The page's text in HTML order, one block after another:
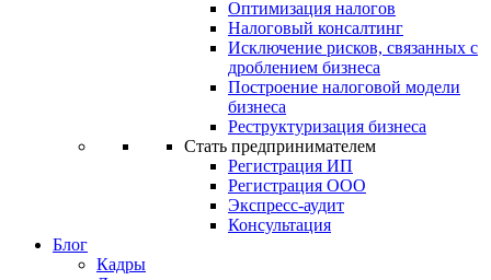
Оптимизация налогов
Налоговый консалтинг
Исключение рисков, связанных с
дроблением бизнеса
Построение налоговой модели
бизнеса
Реструктуризация бизнеса
Стать предпринимателем
Регистрация ИП
Регистрация ООО
Экспресс-аудит
Консультация
Блог
Кадры